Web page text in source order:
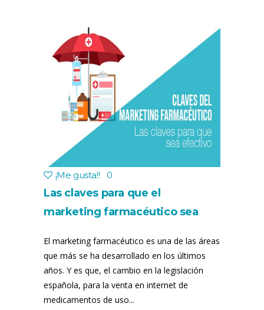
¡Me gusta!! 0
Las claves para que el
marketing farmacéutico sea
El marketing farmacéutico es una de las áreas
que más se ha desarrollado en los últimos
años. Y es que, el cambio en la legislación
española, para la venta en internet de
medicamentos de uso...